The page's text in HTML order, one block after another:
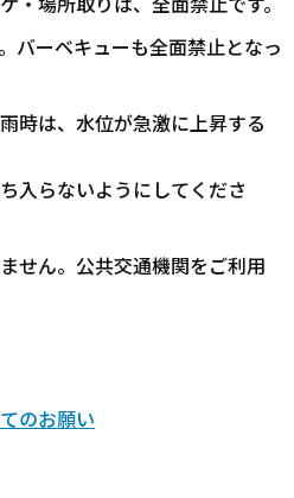
バーベキューも全面禁止となっ
時は、水位が急激に上昇する
入らないようにしてくださ
せん。公共交通機関をご利用
のお願い